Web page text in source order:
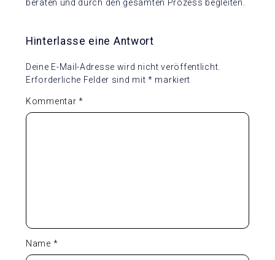
beraten und durch den gesamten Prozess begleiten.
Hinterlasse eine Antwort
Deine E-Mail-Adresse wird nicht veröffentlicht.
Erforderliche Felder sind mit * markiert
Kommentar *
Name *